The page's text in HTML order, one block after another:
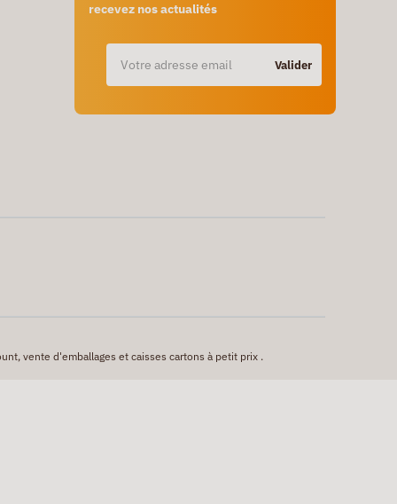
recevez nos actualités
Valider
vente d'emballages et caisses cartons à petit prix .